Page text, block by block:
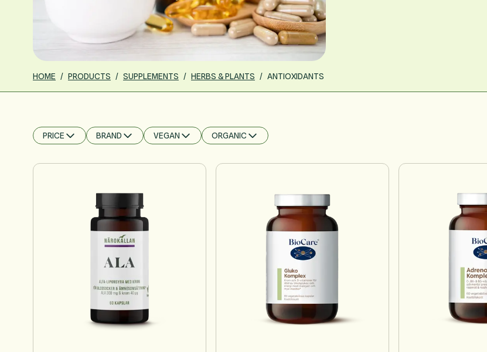
HOME / PRODUCTS / SUPPLEMENTS / HERBS & PLANTS / ANTIOXIDANTS
PRICE
FILTER
BRAND
FILTER
VEGAN
FILTER
ORGANIC
FILTER